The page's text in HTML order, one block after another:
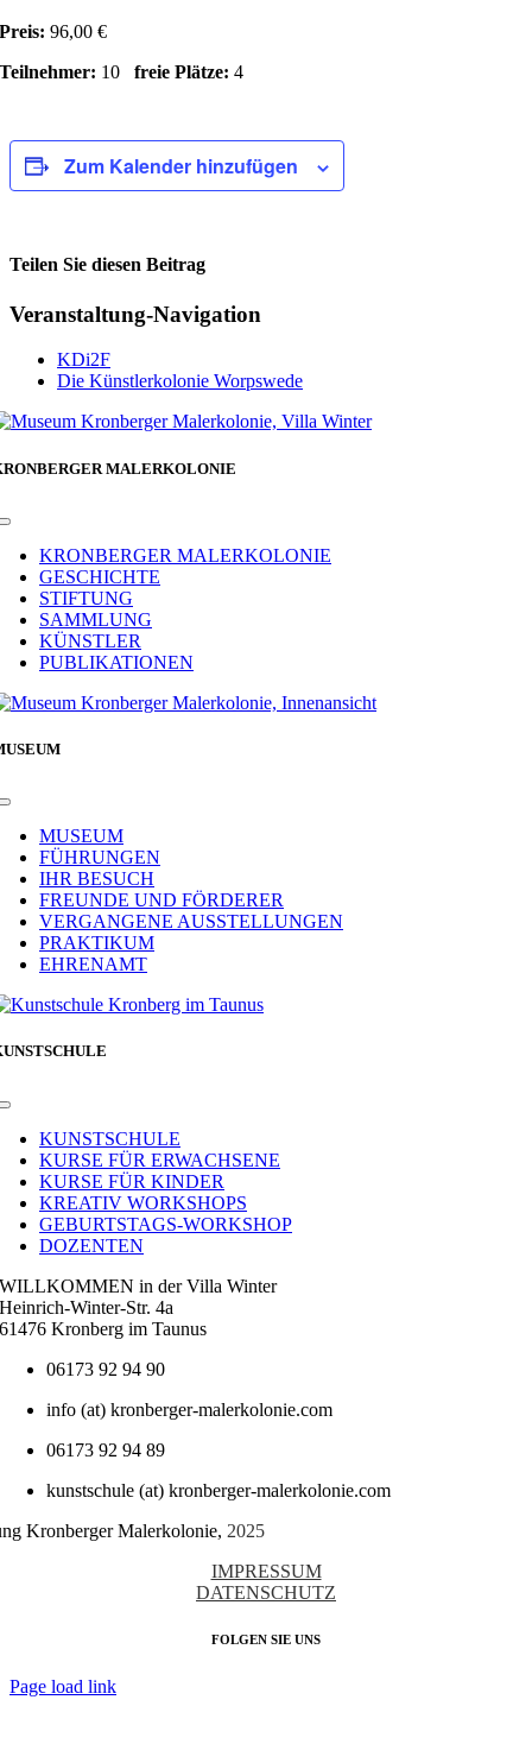
Preis: 96,00 €
Teilnehmer: 10freie Plätze: 4
Zum Kalender hinzufügen
Teilen Sie diesen Beitrag
Facebook
Veranstaltung-Navigation
KDi2F
Die Künstlerkolonie Worpswede
MALERKOLONIE
Toggle
NavigationKRONBERGER MALERKOLONIE
GESCHICHTE
STIFTUNG
SAMMLUNG
KÜNSTLER
PUBLIKATIONEN
Toggle
NavigationMUSEUM
FÜHRUNGEN
IHR BESUCH
FREUNDE UND FÖRDERER
VERGANGENE AUSSTELLUNGEN
PRAKTIKUM
EHRENAMT
Toggle
NavigationKUNSTSCHULE
KURSE FÜR ERWACHSENE
KURSE FÜR KINDER
KREATIV WORKSHOPS
GEBURTSTAGS-WORKSHOP
DOZENTEN
WILLKOMMEN in der Villa Winter
Heinrich-Winter-Str. 4a
61476 Kronberg im Taunus
06173 92 94 90
info (at) kronberger-malerkolonie.com
06173 92 94 89
kunstschule (at) kronberger-malerkolonie.com
Kronberger Malerkolonie, 2025
IMPRESSUM
DATENSCHUTZ
FOLGEN SIE UNS
Page load link